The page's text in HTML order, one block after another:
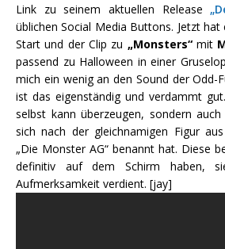
Link zu seinem aktuellen Release
üblichen Social Media Buttons. Jetzt
Start und der Clip zu „Monsters“mit
passend zu Halloween in einer
mich ein wenig an den Sound der Odd-
ist das eigenständig und verdammt
selbst kann überzeugen, sondern
sich nach der gleichnamigen Figur
„Die Monster AG“ benannt hat. Diese
definitiv auf dem Schirm haben,
Aufmerksamkeit verdient. [jay]